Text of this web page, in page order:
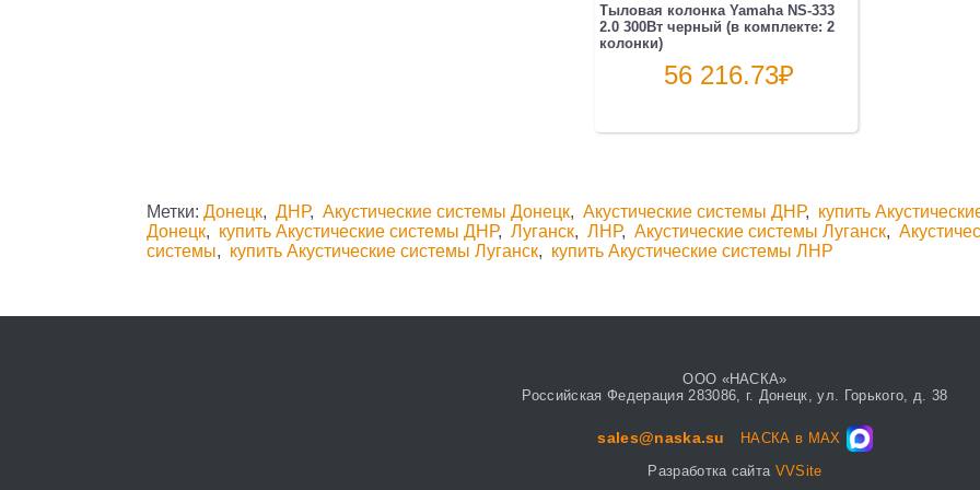
Тыловая колонка Yamaha NS-333
2.0 300Вт черный (в комплекте: 2
колонки)
56 216.73₽
Метки:Донецк,ДНР,Акустические системы Донецк,Акустические системы ДНР, купить
Донецк, купить Акустические системы ДНР,Луганск,ЛНР,Акустические системы Луганск,
системы, купить Акустические системы Луганск, купить Акустические системы ЛНР
ООО «НАСКА»
Российская Федерация 283086, г. Донецк, ул. Горького, д. 38
sales@naska.su
НАСКА в MAX
Разработка сайта VVSite